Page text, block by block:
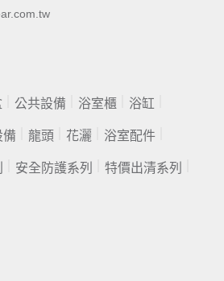
公共設備 浴室櫃 浴缸
備 龍頭 花灑 浴室配件
安全防護系列 特價出清系列